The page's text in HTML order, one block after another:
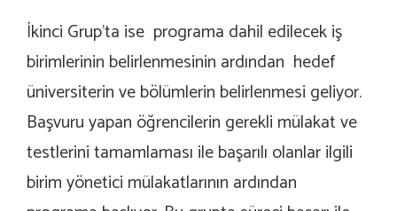
İkinci Grup’ta ise programa dahil edilecek iş
birimlerinin belirlenmesinin ardından hedef
üniversiterin ve bölümlerin belirlenmesi geliyor.
Başvuru yapan öğrencilerin gerekli mülakat ve
testlerini tamamlaması ile başarılı olanlar ilgili
birim yönetici mülakatlarının ardından